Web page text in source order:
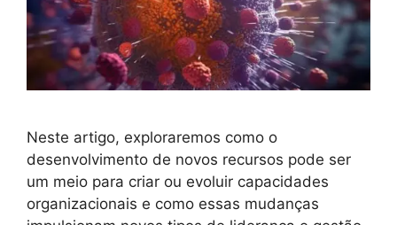
Neste artigo, exploraremos como o
desenvolvimento de novos recursos pode ser
um meio para criar ou evoluir capacidades
organizacionais e como essas mudanças